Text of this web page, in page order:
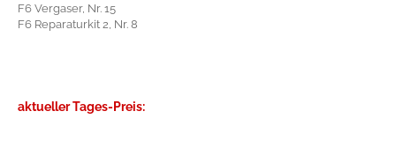
F6 Vergaser, Nr. 15
F6 Reparaturkit 2, Nr. 8
aktueller Tages-Preis: